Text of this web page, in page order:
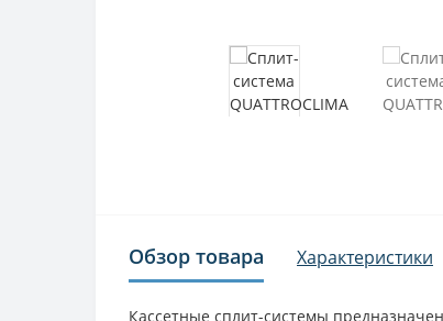
Обзор товара Характеристики
Кассетные сплит-системы